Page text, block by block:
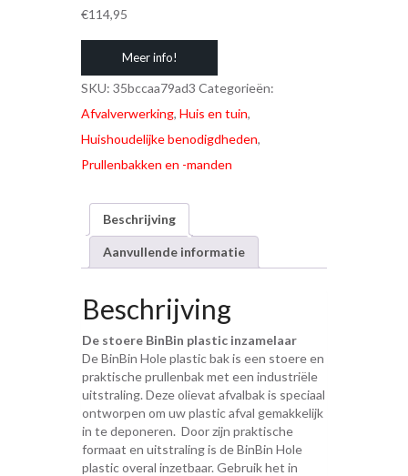
€114,95
Meer info!
SKU: 35bccaa79ad3 Categorieën:
Afvalverwerking, Huis en tuin,
Huishoudelijke benodigdheden,
Prullenbakken en -manden
Beschrijving
Aanvullende informatie
Beschrijving
De stoere BinBin plastic inzamelaar
De BinBin Hole plastic bak is een stoere en
praktische prullenbak met een industriële
uitstraling. Deze olievat afvalbak is speciaal
ontworpen om uw plastic afval gemakkelijk
in te deponeren. Door zijn praktische
formaat en uitstraling is de BinBin Hole
plastic overal inzetbaar. Gebruik het in